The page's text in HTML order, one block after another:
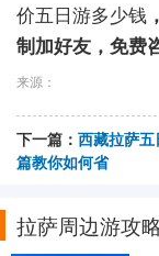
价五日游多少钱 ，
制加好友，免费
来源：
下一篇： 西藏拉萨
篇教你如何省
拉萨周边游攻